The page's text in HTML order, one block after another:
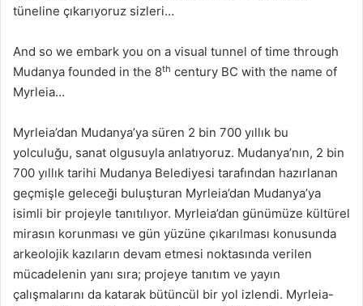
tüneline çıkarıyoruz sizleri…
And so we embark you on a visual tunnel of time through
Mudanya founded in the 8th century BC with the name of
Myrleia…
Myrleia’dan Mudanya’ya süren 2 bin 700 yıllık bu
yolculuğu, sanat olgusuyla anlatıyoruz. Mudanya’nın, 2 bin
700 yıllık tarihi Mudanya Belediyesi tarafından hazırlanan
geçmişle geleceği buluşturan Myrleia’dan Mudanya’ya
isimli bir projeyle tanıtılıyor. Myrleia’dan günümüze kültürel
mirasın korunması ve gün yüzüne çıkarılması konusunda
arkeolojik kazıların devam etmesi noktasında verilen
mücadelenin yanı sıra; projeye tanıtım ve yayın
çalışmalarını da katarak bütüncül bir yol izlendi. Myrleia-